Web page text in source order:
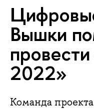
Вышки
2022»
Команда